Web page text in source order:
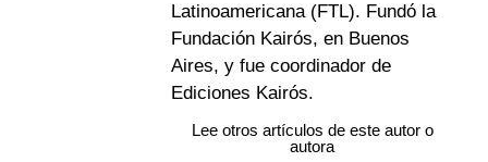
Latinoamericana (FTL). Fundó la
Fundación Kairós, en Buenos
Aires, y fue coordinador de
Ediciones Kairós.
Lee otros artículos de este autor o
autora